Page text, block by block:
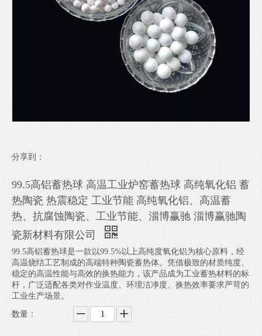
分享到：
99.5高铝蓄热球 高温工业炉窑蓄热球 高纯氧化铝 蓄
热陶瓷 热震稳定 工业节能 高纯氧化铝、高温蓄
热、抗腐蚀陶瓷、工业节能、淄博赢驰 淄博赢驰陶
瓷新材料有限公司
99.5高铝蓄热球是一款以99.5%以上高纯度氧化铝为核心原料，经
高温烧结工艺制成的高端特种陶瓷蓄热体。凭借极致的材质纯度、
稳定的高温性能与高效的换热能力，该产品成为工业蓄热材料的标
杆，广泛适配各类对作业温度、环境洁净度、换热效率要求严苛的
工业生产场景。
数量：